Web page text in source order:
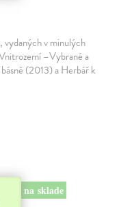
vydaných v minulých
–Vybrané a
(2013) a Herbář k
na sklade